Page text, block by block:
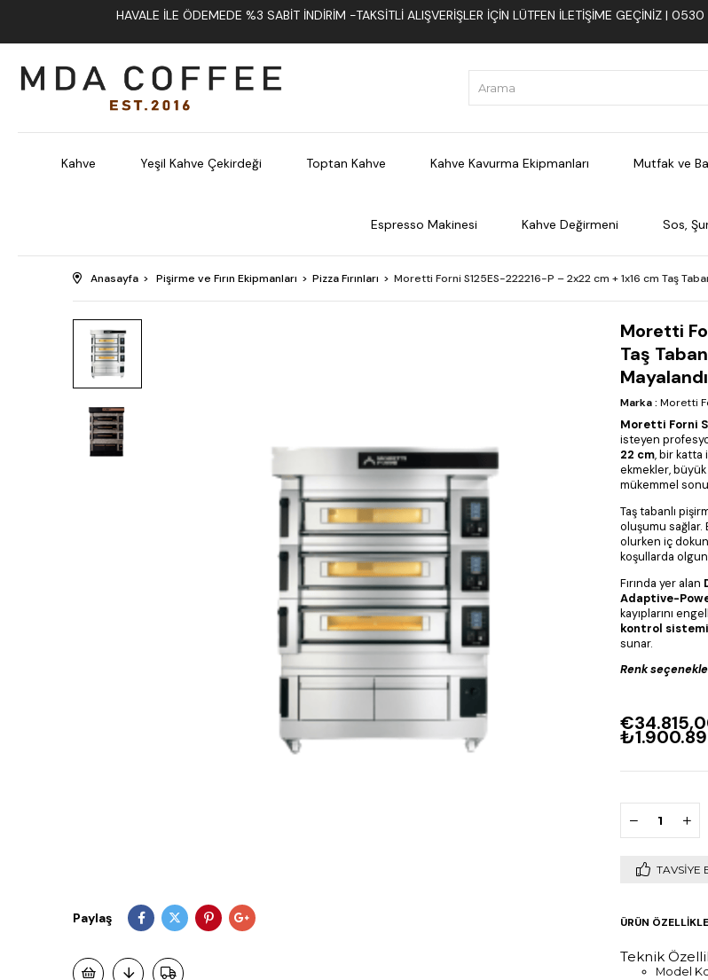
HAVALE İLE ÖDEMEDE %3 SABIT İNDIRIM -TAKSITLI ALIŞVERIŞLER İÇIN LÜTFEN ILETIŞIME GEÇINIZ |
Kahve Yeşil Kahve Çekirdeği Toptan Kahve Kahve Kavurma Ekipmanları Mutfak ve
Espresso Makinesi Kahve Değirmeni Sos,
Anasayfa Pişirme ve Fırın Ekipmanları Pizza Fırınları Moretti Forni S125ES-222216-P – 2x22 cm + 1x16 cm Taş
Paylaş
Moretti
Taş
Marka: Moretti
Moretti Forni
isteyen
22 cm, bir katta
ekmekler,
mükemmel
Taş tabanlı
oluşumu sağlar.
olurken iç
koşullarda
Fırında yer alan
Adaptive-
kayıplarını
kontrol sistemi
sunar.
Renk
TAVSIYE
ÜRÜN
Teknik
Model